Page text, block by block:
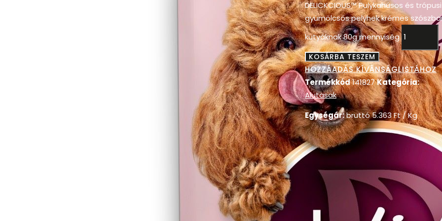
DELICKCIOUS™ Pulykahúsos és trópusi
gyümölcsös pelyhek krémes
kutyáknak 80g mennyiség
KOSÁRBA TESZEM
HOZZÁADÁS KÍVÁNSÁGLISTÁHOZ
Termékkód141827Kategória:
Alutasak
Egységár:bruttó5.363Ft/ Kg